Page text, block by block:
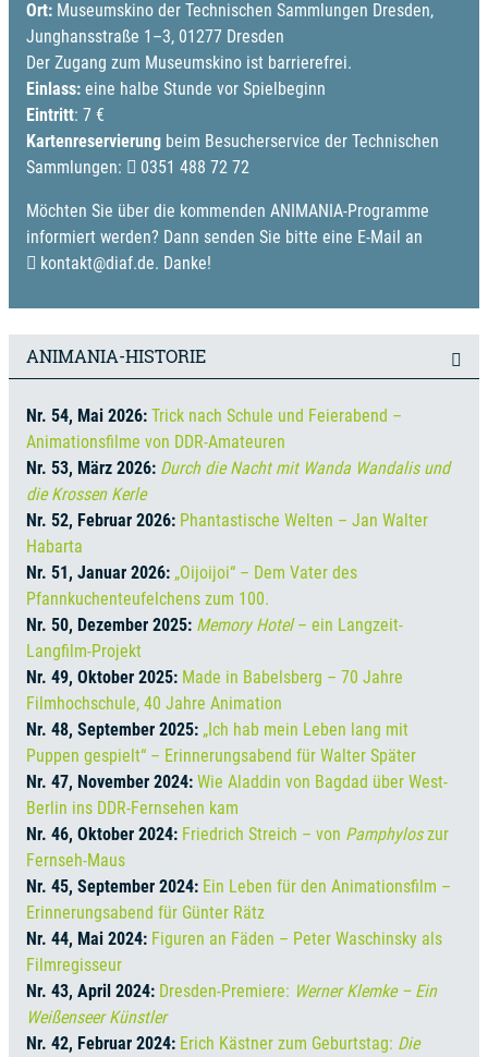
Ort: Museumskino der Technischen Sammlungen Dresden,
Junghansstraße 1–3, 01277 Dresden
Der Zugang zum Museumskino ist barrierefrei.
Einlass: eine halbe Stunde vor Spielbeginn
Eintritt: 7 €
Kartenreservierung beim Besucherservice der Technischen
Sammlungen:
0351 488 72 72
Möchten Sie über die kommenden ANIMANIA-Programme
informiert werden? Dann senden Sie bitte eine E-Mail an
kontakt@diaf.de. Danke!
ANIMANIA-HISTORIE
Nr. 54, Mai 2026: Trick nach Schule und Feierabend –
Animationsfilme von DDR-Amateuren
Nr. 53, März 2026: Durch die Nacht mit Wanda Wandalis und
die Krossen Kerle
Nr. 52, Februar 2026: Phantastische Welten – Jan Walter
Habarta
Nr. 51, Januar 2026: „Oijoijoi“ – Dem Vater des
Pfannkuchenteufelchens zum 100.
Nr. 50, Dezember 2025: Memory Hotel– ein Langzeit-
Langfilm-Projekt
Nr. 49, Oktober 2025: Made in Babelsberg – 70 Jahre
Filmhochschule, 40 Jahre Animation
Nr. 48, September 2025: „Ich hab mein Leben lang mit
Puppen gespielt“ – Erinnerungsabend für Walter Später
Nr. 47, November 2024: Wie Aladdin von Bagdad über West-
Berlin ins DDR-Fernsehen kam
Nr. 46, Oktober 2024: Friedrich Streich – von Pamphyloszur
Fernseh-Maus
Nr. 45, September 2024: Ein Leben für den Animationsfilm –
Erinnerungsabend für Günter Rätz
Nr. 44, Mai 2024: Figuren an Fäden – Peter Waschinsky als
Filmregisseur
Nr. 43, April 2024: Dresden-Premiere: Werner Klemke – Ein
Weißenseer Künstler
Nr. 42, Februar 2024: Erich Kästner zum Geburtstag: Die